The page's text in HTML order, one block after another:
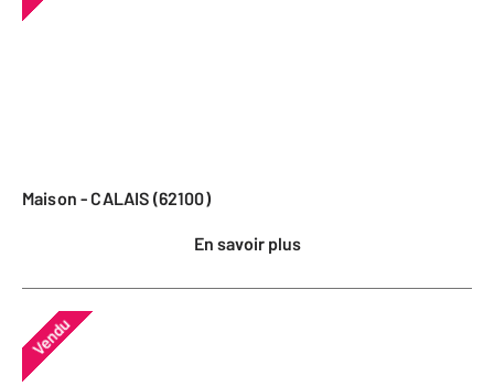
Maison - CALAIS (62100)
En savoir plus
Vendu